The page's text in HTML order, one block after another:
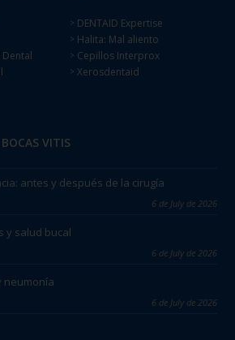
> DENTAID Expertise
> Halita: Mal aliento
> Cepillos Interprox
> Xerosdentaid
VITIS
antes y después de la cirugía
6 de July de 2026
y salud bucal
6 de July de 2026
neumonía
6 de July de 2026